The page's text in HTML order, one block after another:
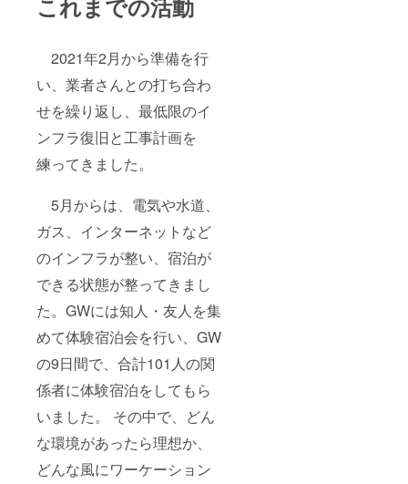
これまでの活動
2021年2月から準備を行
い、業者さんとの打ち合わ
せを繰り返し、最低限のイ
ンフラ復旧と工事計画を
練ってきました。
5月からは、電気や水道、
ガス、インターネットなど
のインフラが整い、宿泊が
できる状態が整ってきまし
た。GWには知人・友人を集
めて体験宿泊会を行い、GW
の9日間で、合計101人の関
係者に体験宿泊をしてもら
いました。 その中で、どん
な環境があったら理想か、
どんな風にワーケーション